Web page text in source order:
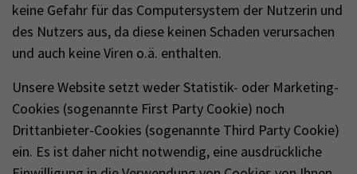
keine Gefahr für das Computersystem der Nutzerin und
des Nutzers aus, da diese keinen Schaden verursachen
und auch keine Viren o.ä. enthalten.
Unsere Website setzt weder Statistik- oder Marketing-
Cookies (sogenannte First Party Cookie) noch
Drittanbieter-Cookies (sogenannte Third Party Cookie)
ein. Es ist daher nicht notwendig, eine ausdrückliche